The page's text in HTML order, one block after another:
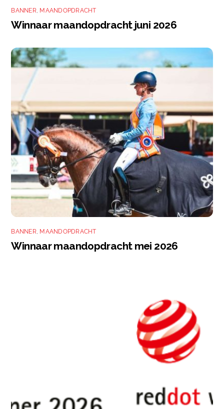
BANNER, MAANDOPDRACHT
Winnaar maandopdracht juni 2026
BANNER, MAANDOPDRACHT
Winnaar maandopdracht mei 2026